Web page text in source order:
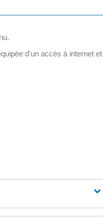
d'un accès à internet et